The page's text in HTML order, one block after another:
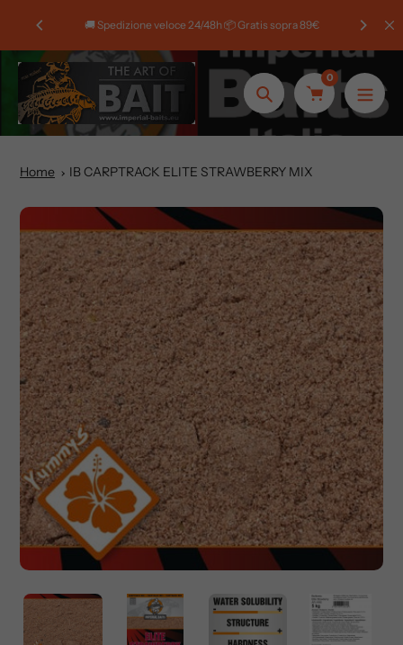
contenuto
🚚 Spedizione veloce 24/48h 📦 Gratis sopra 89€
Ricerca
0
Home IB CARPTRACK ELITE STRAWBERRY MIX